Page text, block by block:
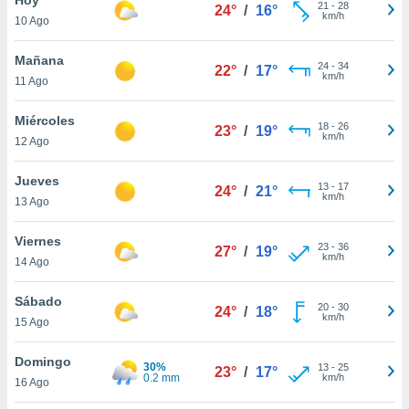
y
en
más
de
cookies
10 Ago
24° / 16° 21 - 28
km/h
Mañana
11 Ago
22° / 17° 24- 34
km/h
Miércoles
12 Ago
23° / 19° 18- 26
km/h
Jueves
13 Ago
24° / 21° 13- 17
km/h
Viernes
14 Ago
27° / 19° 23- 36
km/h
Sábado
15 Ago
24° / 18° 20- 30
km/h
Domingo
16 Ago
30%
0.2 mm
23° / 17° 13- 25
km/h